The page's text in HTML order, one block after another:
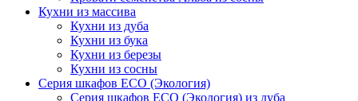
Кухни из массива
Кухни из дуба
Кухни из бука
Кухни из березы
Кухни из сосны
Серия шкафов ECO (Экология)
Серия шкафов ECO (Экология) из дуба